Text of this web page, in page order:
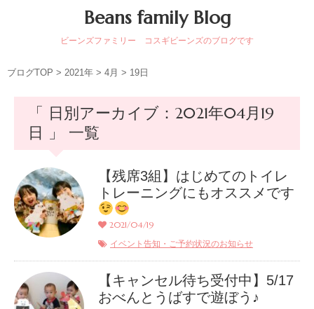
Beans family Blog
ビーンズファミリー コスギビーンズのブログです
ブログTOP > 2021年 > 4月 > 19日
「 日別アーカイブ：2021年04月19
日 」 一覧
【残席3組】はじめてのトイレ
トレーニングにもオススメです
2021/04/19
イベント告知・ご予約状況のお知らせ
【キャンセル待ち受付中】5/17
おべんとうばすで遊ぼう♪